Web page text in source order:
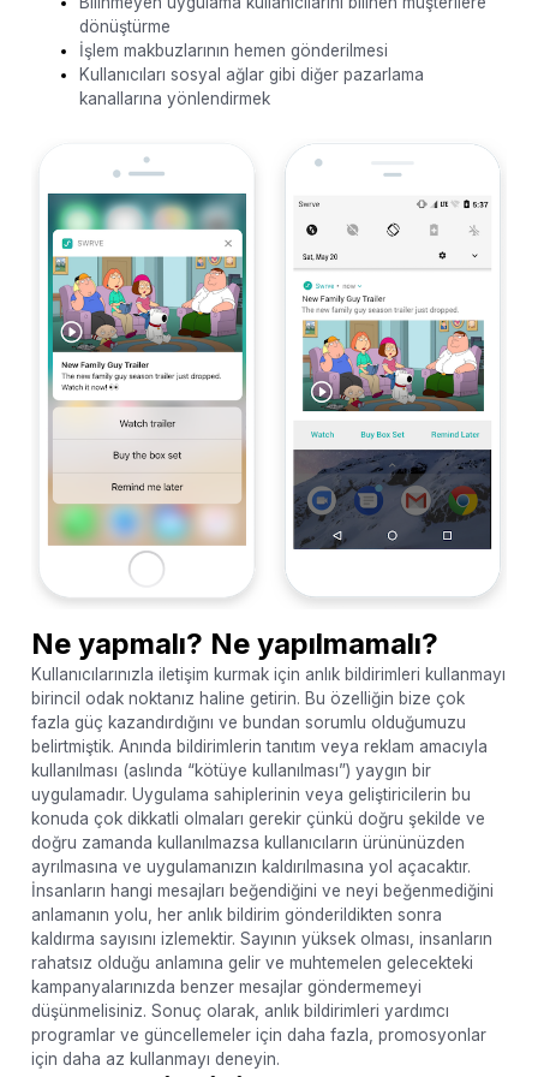
dönüştürme
İşlem makbuzlarının hemen gönderilmesi
Kullanıcıları sosyal ağlar gibi diğer pazarlama
kanallarına yönlendirmek
Ne yapmalı? Ne yapılmamalı?
Kullanıcılarınızla iletişim kurmak için anlık bildirimleri kullanmayı
birincil odak noktanız haline getirin. Bu özelliğin bize çok
fazla güç kazandırdığını ve bundan sorumlu olduğumuzu
belirtmiştik. Anında bildirimlerin tanıtım veya reklam amacıyla
kullanılması (aslında “kötüye kullanılması”) yaygın bir
uygulamadır. Uygulama sahiplerinin veya geliştiricilerin bu
konuda çok dikkatli olmaları gerekir çünkü doğru şekilde ve
doğru zamanda kullanılmazsa kullanıcıların ürününüzden
ayrılmasına ve uygulamanızın kaldırılmasına yol açacaktır.
İnsanların hangi mesajları beğendiğini ve neyi beğenmediğini
anlamanın yolu, her anlık bildirim gönderildikten sonra
kaldırma sayısını izlemektir. Sayının yüksek olması, insanların
rahatsız olduğu anlamına gelir ve muhtemelen gelecekteki
kampanyalarınızda benzer mesajlar göndermemeyi
düşünmelisiniz. Sonuç olarak, anlık bildirimleri yardımcı
programlar ve güncellemeler için daha fazla, promosyonlar
için daha az kullanmayı deneyin.